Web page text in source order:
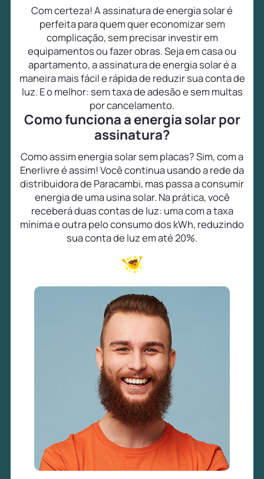
Com certeza! A assinatura de energia solar é
perfeita para quem quer economizar sem
complicação, sem precisar investir em
equipamentos ou fazer obras. Seja em casa ou
apartamento, a assinatura de energia solar é a
maneira mais fácil e rápida de reduzir sua conta de
luz. E o melhor: sem taxa de adesão e sem multas
por cancelamento.
Como funciona a energia solar por
assinatura?
Como assim energia solar sem placas? Sim, com a
Enerlivre é assim! Você continua usando a rede da
distribuidora de Paracambi, mas passa a consumir
energia de uma usina solar. Na prática, você
receberá duas contas de luz: uma com a taxa
mínima e outra pelo consumo dos kWh, reduzindo
sua conta de luz em até 20%.